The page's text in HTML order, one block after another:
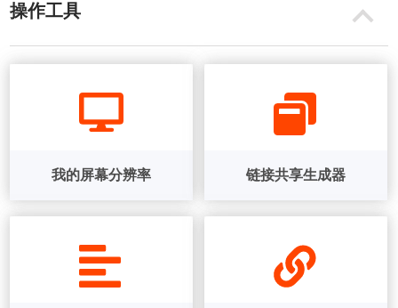
操作工具
我的屏幕分辨率 链接共享生成器